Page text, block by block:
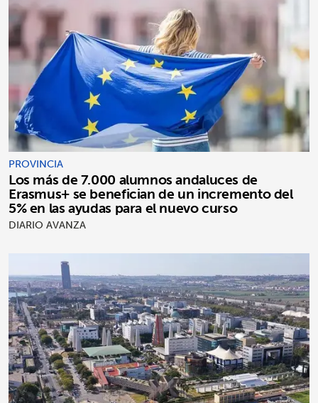
PROVINCIA
Los más de 7.000 alumnos andaluces de
Erasmus+ se benefician de un incremento del
5% en las ayudas para el nuevo curso
DIARIO AVANZA